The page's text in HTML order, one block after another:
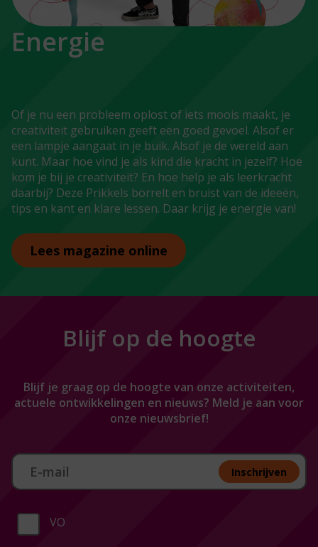
Energie
Of je nu een probleem oplost of iets moois maakt, je
creativiteit gebruiken geeft een goed gevoel. Alsof er
een lampje aangaat in je buik. Alsof je de wereld aan
kunt. Maar hoe vind je als kind die kracht in jezelf? Hoe
kom je bij je creativiteit? En hoe help je als leerkracht
daarbij? Deze Prikkels borrelt en bruist van de ideeën,
tips en kant en klare lessen. Daar krijg je energie van!
Lees magazine online
Blijf op de hoogte
Blijf je graag op de hoogte van onze activiteiten,
actuele ontwikkelingen en nieuws? Meld je aan voor
onze nieuwsbrief!
Aan melden nieuwsbrief Inschrijven
VO